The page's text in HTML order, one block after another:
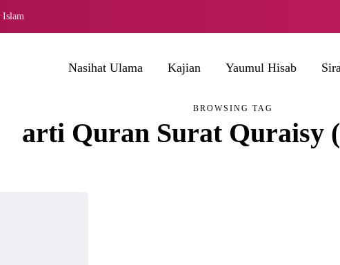
Islam
Nasihat Ulama Kajian Yaumul Hisab
BROWSING TAG
arti Quran Surat Quraisy